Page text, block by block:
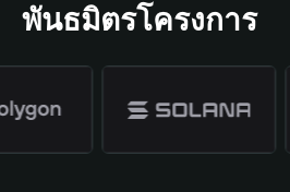
พันธมิตรโครงการ